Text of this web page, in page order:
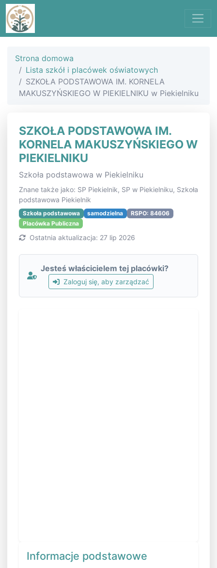
Strona domowa
Lista szkół i placówek oświatowych
SZKOŁA PODSTAWOWA IM. KORNELA
MAKUSZYŃSKIEGO W PIEKIELNIKU w Piekielniku
SZKOŁA PODSTAWOWA IM.
KORNELA MAKUSZYŃSKIEGO W
PIEKIELNIKU
Szkoła podstawowa w Piekielniku
Znane także jako: SP Piekielnik, SP w Piekielniku, Szkoła
podstawowa Piekielnik
Szkoła podstawowa samodzielna
RSPO: 84606
Placówka Publiczna
Ostatnia aktualizacja: 27 lip 2026
Jesteś właścicielem tej placówki?
Zaloguj się, aby zarządzać
Informacje podstawowe